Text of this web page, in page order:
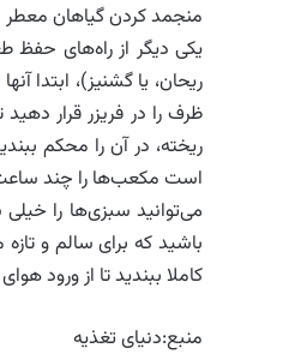
منجمد کردن گیاهان معطر
یکی دیگر از راه‌های حفظ
ریحان، یا گشنیز)، ابتدا
ظرف را در فریزر قرار
ریخته، در آن را محکم
است مکعب‌ها را چند ساعت
می‌توانید سبزی‌ها را
باشید که برای سالم و
کاملا ببندید تا از ورود
منبع:دنیای تغذیه